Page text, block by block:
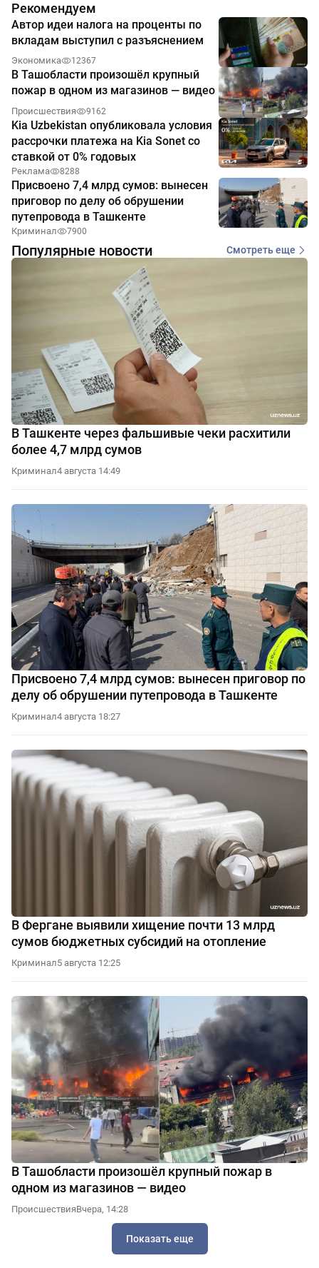
Рекомендуем
Автор идеи налога на проценты по
вкладам выступил с разъяснением
Экономика 12367
В Ташобласти произошёл крупный
пожар в одном из магазинов — видео
Происшествия 9162
Kia Uzbekistan опубликовала условия
рассрочки платежа на Kia Sonet со
ставкой от 0% годовых
Реклама 8288
Присвоено 7,4 млрд сумов: вынесен
приговор по делу об обрушении
путепровода в Ташкенте
Криминал 7900
Популярные новости Смотреть еще
В Ташкенте через фальшивые чеки расхитили
более 4,7 млрд сумов
Криминал4 августа 14:49
Присвоено 7,4 млрд сумов: вынесен приговор по
делу об обрушении путепровода в Ташкенте
Криминал4 августа 18:27
В Фергане выявили хищение почти 13 млрд
сумов бюджетных субсидий на отопление
Криминал5 августа 12:25
В Ташобласти произошёл крупный пожар в
одном из магазинов — видео
ПроисшествияВчера, 14:28
Показать еще